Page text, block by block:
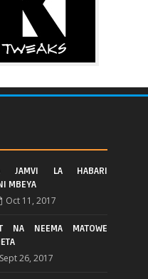
JAMVI LA HABARI
MBEYA
Oct 11, 2017
NA NEEMA MATOWE
Sept 26, 2017